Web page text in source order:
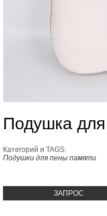
Подушка
Категорий и TAGS:
Подушки для пены памяти
ЗАПРОС